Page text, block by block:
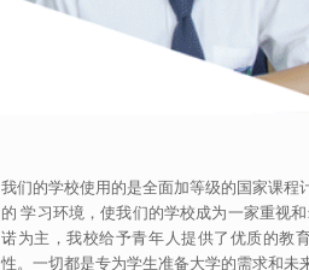
我们的学校使用的是全面加等级的国家课
的 学习环境，使我们的学校成为一家重视
诺为主，我校给予青年人提供了优质的教
性。一切都是专为学生准备大学的需求和未